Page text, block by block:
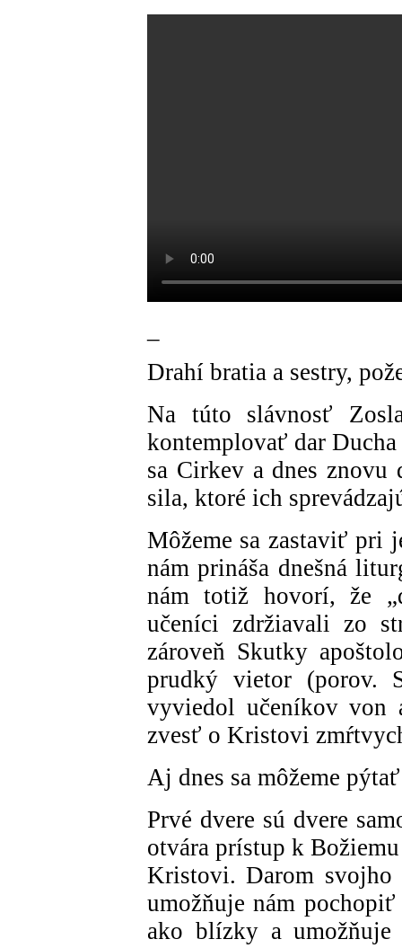
Drahí bratia a sestry,
Na túto slávnosť
kontemplovať dar
sa Cirkev a dnes znovu
sila, ktoré ich
Môžeme sa zastaviť pri
nám prináša dnešná
nám totiž hovorí, že
učeníci zdržiavali zo
zároveň Skutky
prudký vietor
vyviedol učeníkov von
zvesť o Kristovi
Aj dnes sa môžeme
Prvé dvere sú dvere
otvára prístup k
Kristovi. Darom svojho
umožňuje nám
ako blízky a